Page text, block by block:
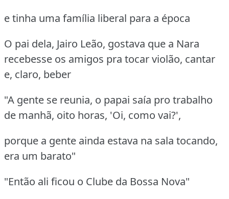
e tinha uma família liberal para a época
O pai dela, Jairo Leão, gostava que a Nara
recebesse os amigos pra tocar violão, cantar
e, claro, beber
"A gente se reunia, o papai saía pro trabalho
de manhã, oito horas, 'Oi, como vai?',
porque a gente ainda estava na sala tocando,
era um barato"
"Então ali ficou o Clube da Bossa Nova"